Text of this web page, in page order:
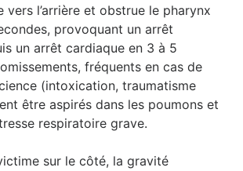
vers l’arrière et obstrue le pharynx
provoquant un arrêt
un arrêt cardiaque en 3 à 5
fréquents en cas de
(intoxication, traumatisme
être aspirés dans les poumons et
respiratoire grave.
sur le côté, la gravité